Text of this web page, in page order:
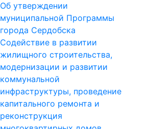
Об утверждении
муниципальной Программы
города Сердобска
Содействие в развитии
жилищного строительства,
модернизации и развитии
коммунальной
инфраструктуры, проведение
капитального ремонта и
реконструкция